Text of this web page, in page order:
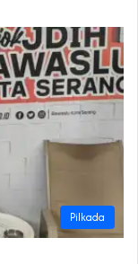
Pilkada